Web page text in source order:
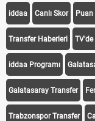
iddaa Canlı Skor
Transfer Haberleri
iddaa Programı
Galatasaray Transfer
Trabzonspor Transfer